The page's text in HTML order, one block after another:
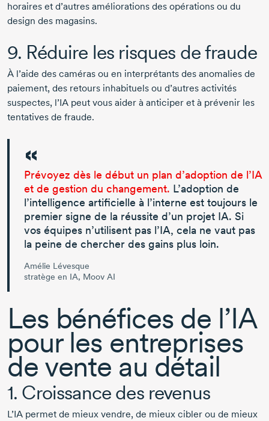
horaires et d’autres améliorations des opérations ou du
design des magasins.
9. Réduire les risques de fraude
À l’aide des caméras ou en interprétants des anomalies de
paiement, des retours inhabituels ou d’autres activités
suspectes, l’IA peut vous aider à anticiper et à prévenir les
tentatives de fraude.
Prévoyez dès le début un plan d’adoption de l’IA
et de gestion du changement. L’adoption de
l’intelligence artificielle à l’interne est toujours le
premier signe de la réussite d’un projet IA. Si
vos équipes n’utilisent pas l’IA, cela ne vaut pas
la peine de chercher des gains plus loin.
Amélie Lévesque
stratège en IA, Moov AI
Les bénéfices de l’IA
pour les entreprises
de vente au détail
1. Croissance des revenus
L’IA permet de mieux vendre, de mieux cibler ou de mieux